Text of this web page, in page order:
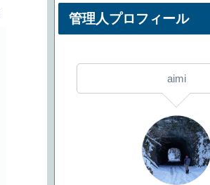
管理人プロフィール
aimi